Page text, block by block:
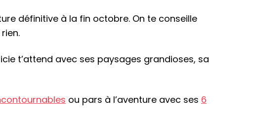
définitive à la fin octobre. On te conseille
t’attend avec ses paysages grandioses, sa
ou pars à l’aventure avec ses 6